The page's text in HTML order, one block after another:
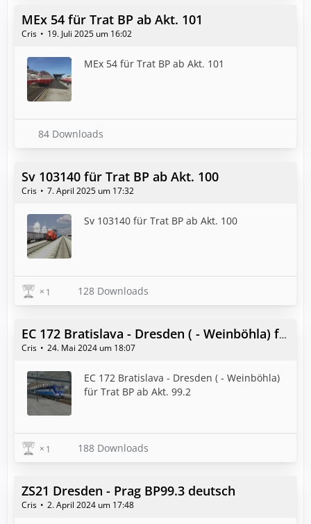
MEx 54 für Trat BP ab Akt. 101
Cris 19. Juli 2025 um 16:02
MEx 54 für Trat BP ab Akt. 101
84 Downloads
Sv 103140 für Trat BP ab Akt. 100
Cris 7. April 2025 um 17:32
Sv 103140 für Trat BP ab Akt. 100
1 128 Downloads
EC 172 Bratislava - Dresden ( - Weinböhla) für Trat BP ab Akt. 99.2
Cris 24. Mai 2024 um 18:07
EC 172 Bratislava - Dresden ( - Weinböhla)
für Trat BP ab Akt. 99.2
1 188 Downloads
ZS21 Dresden - Prag BP99.3 deutsch
Cris 2. April 2024 um 17:48